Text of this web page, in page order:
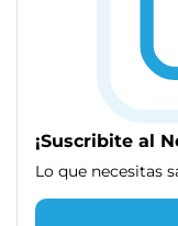
¡Suscribite al
Lo que necesitas